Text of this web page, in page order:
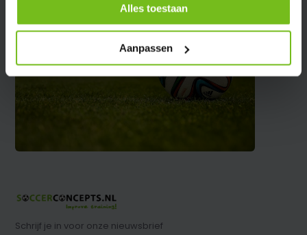
Alles toestaan
Aanpassen
Schrijf je in voor onze nieuwsbrief